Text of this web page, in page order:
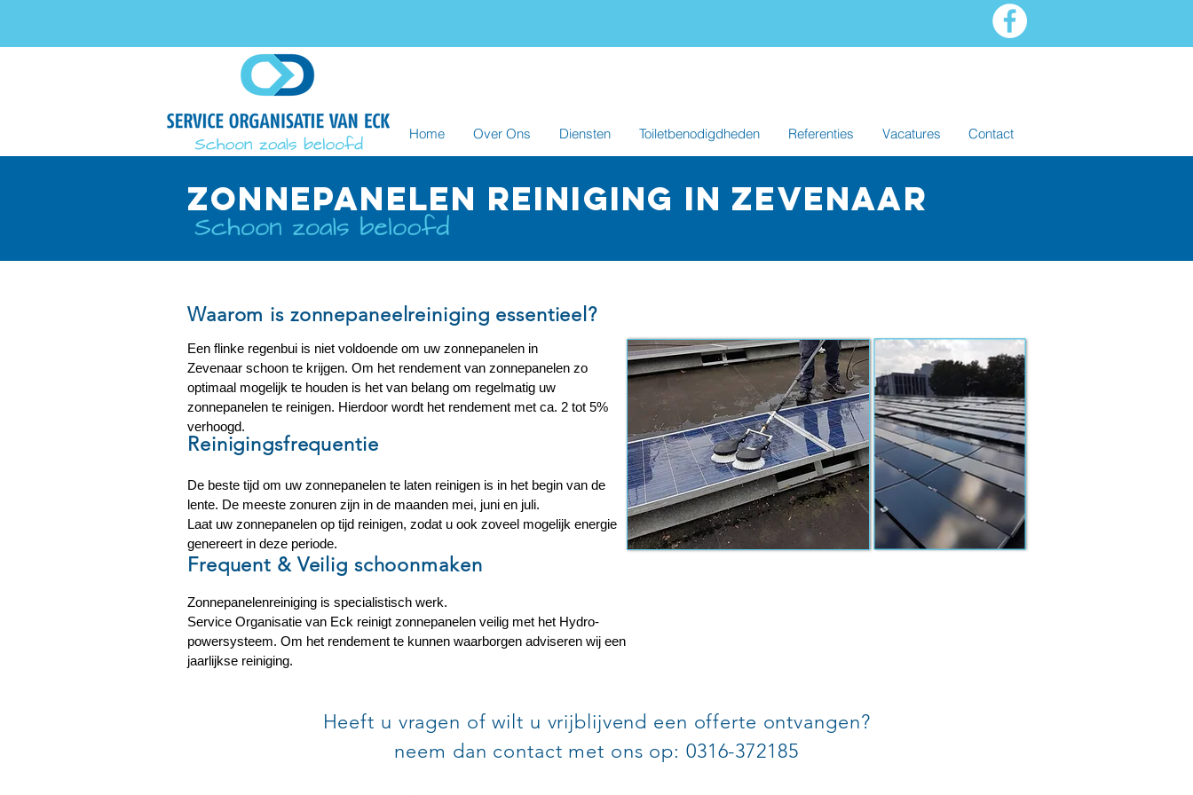
Home Over Ons Diensten Toiletbenodigdheden Referenties Vacatures Contact
ZONNEPANElen reiniging in zevenaar
Waarom is zonnepaneelreiniging essentieel?
Een flinke regenbui is niet voldoende om uw zonnepanelen in
Zevenaar schoon te krijgen. Om het rendement van zonnepanelen zo
optimaal mogelijk te houden is het van belang om regelmatig uw
zonnepanelen te reinigen. Hierdoor wordt het rendement met ca. 2 tot 5%
verhoogd.
De beste tijd om uw zonnepanelen te laten reinigen is in het begin van de
lente. De meeste zonuren zijn in de maanden mei, juni en juli.
Laat uw zonnepanelen op tijd reinigen, zodat u ook zoveel mogelijk energie
genereert in deze periode.
Zonnepanelenreiniging is specialistisch werk.
Service Organisatie van Eck reinigt zonnepanelen veilig met het Hydro-
powersysteem. Om het rendement te kunnen waarborgen adviseren wij een
jaarlijkse reiniging.
Reinigingsfrequentie
Frequent & Veilig schoonmaken
Heeft u vragen of wilt u vrijblijvend een offerte ontvangen?
neem dan contact met ons op: 0316-372185